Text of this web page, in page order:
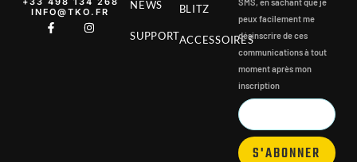
INFO@TKO.FR
NEWS
SUPPORT
BLITZ
ACCESSOIRES
peux facilement me
désinscrire de ces
communications à tout
moment après mon
inscription
S'ABONNER